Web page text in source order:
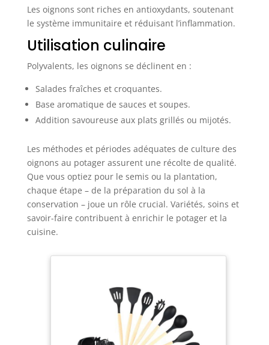
Les oignons sont riches en antioxydants, soutenant
le système immunitaire et réduisant l’inflammation.
Utilisation culinaire
Polyvalents, les oignons se déclinent en :
Salades fraîches et croquantes.
Base aromatique de sauces et soupes.
Addition savoureuse aux plats grillés ou mijotés.
Les méthodes et périodes adéquates de culture des
oignons au potager assurent une récolte de qualité.
Que vous optiez pour le semis ou la plantation,
chaque étape – de la préparation du sol à la
conservation – joue un rôle crucial. Variétés, soins et
savoir-faire contribuent à enrichir le potager et la
cuisine.